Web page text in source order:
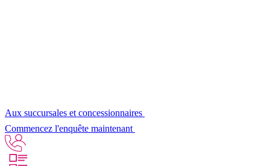
Aux succursales et concessionnaires
Commencez l'enquête maintenant